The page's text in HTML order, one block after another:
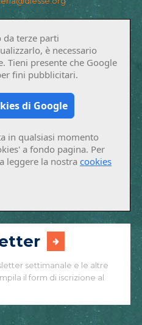
terze parti
è necessario
Tieni presente che Google
fini pubblicitari.
di Google
in qualsiasi momento
a fondo pagina. Per
leggere la nostracookies
settimanale e le altre
il form di iscrizione al